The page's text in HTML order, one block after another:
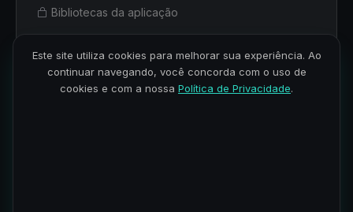
Bibliotecas da aplicação
Este site utiliza cookies para melhorar sua experiência. Ao
continuar navegando, você concorda com o uso de
cookies e com a nossa Política de Privacidade.